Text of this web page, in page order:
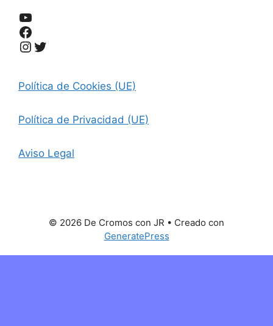
YouTube
Facebook
Instagram
Twitter
Política de Cookies (UE)
Política de Privacidad (UE)
Aviso Legal
© 2026 De Cromos con JR • Creado con
GeneratePress